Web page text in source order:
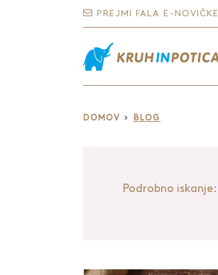
PREJMI FALA E-NOVIČKE
DOMOV BLOG
Podrobno iskanje: